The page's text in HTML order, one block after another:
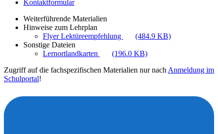
Kontaktformular
Weiterführende Materialien
Hinweise zum Lehrplan
Flyer Lektüreempfehlung
(484.9 KB)
Sonstige Dateien
Lernortlandkarten
(196.0 KB)
Zugriff auf die fachspezifischen Materialien nur nach Anmeldung im
Schulportal!